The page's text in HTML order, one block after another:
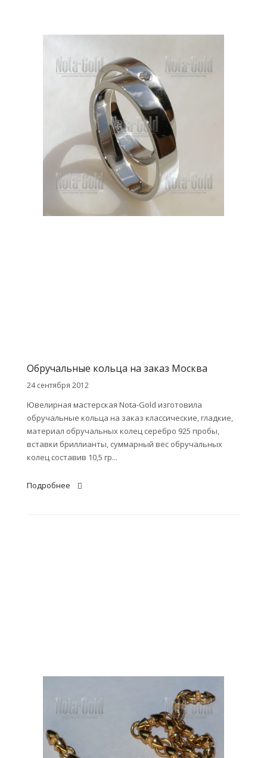
Обручальные кольца на заказ Москва
24 сентября 2012
Ювелирная мастерская Nota-Gold изготовила
обручальные кольца на заказ классические, гладкие,
материал обручальных колец серебро 925 пробы,
вставки бриллианты, суммарный вес обручальных
колец составив 10,5 гр...
Подробнее